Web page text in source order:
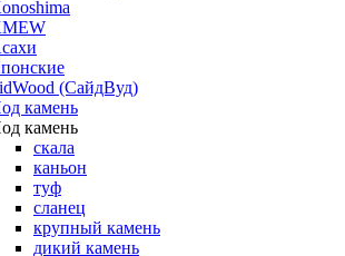
(СайдВуд)
камень
камень
скала
каньон
туф
сланец
крупный камень
дикий камень